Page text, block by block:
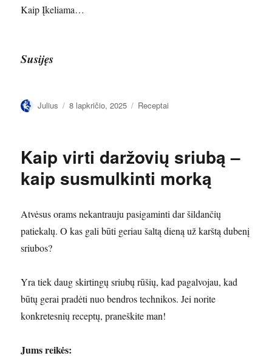
Kaip Įkeliama…
Susijęs
Autorius
Julius Paskelbta
8 lapkričio, 2025 Kategorijos
Receptai
Kaip virti daržovių sriubą –
kaip susmulkinti morką
Atvėsus orams nekantrauju pasigaminti dar šildančių
patiekalų. O kas gali būti geriau šaltą dieną už karštą dubenį
sriubos?
Yra tiek daug skirtingų sriubų rūšių, kad pagalvojau, kad
būtų gerai pradėti nuo bendros technikos. Jei norite
konkretesnių receptų, praneškite man!
Jums reikės: